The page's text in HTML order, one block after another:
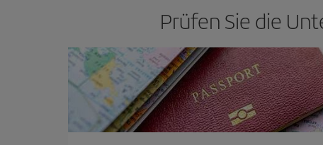
Prüfen Sie die